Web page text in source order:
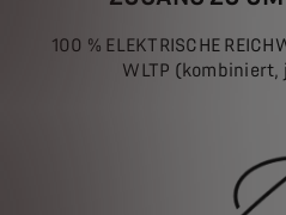
100 % ELEKTRISCHE
WLTP (kombiniert,